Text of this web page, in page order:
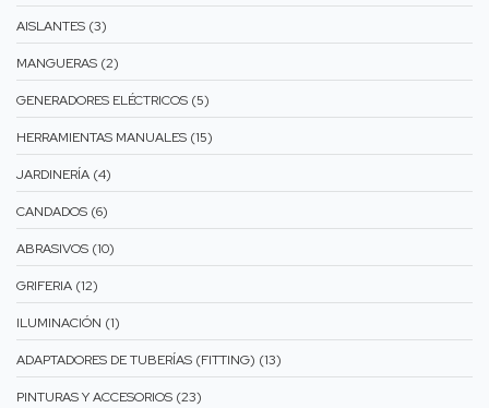
AISLANTES (3)
MANGUERAS (2)
GENERADORES ELÉCTRICOS (5)
HERRAMIENTAS MANUALES (15)
JARDINERÍA (4)
CANDADOS (6)
ABRASIVOS (10)
GRIFERIA (12)
ILUMINACIÓN (1)
ADAPTADORES DE TUBERÍAS (FITTING) (13)
PINTURAS Y ACCESORIOS (23)